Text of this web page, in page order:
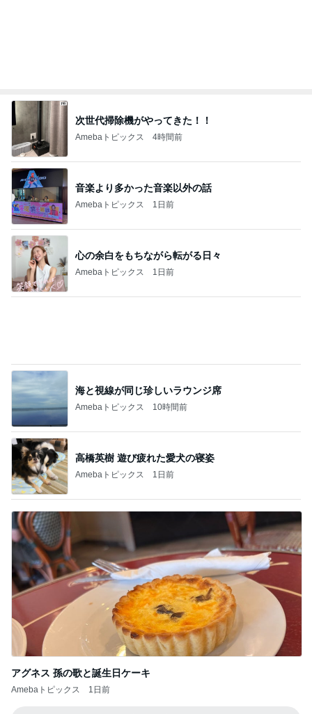
次世代掃除機がやってきた！！
Amebaトピックス 4時間前
音楽より多かった音楽以外の話
Amebaトピックス 1日前
心の余白をもちながら転がる日々
Amebaトピックス 1日前
海と視線が同じ珍しいラウンジ席
Amebaトピックス 10時間前
高橋英樹 遊び疲れた愛犬の寝姿
Amebaトピックス 1日前
アグネス 孫の歌と誕生日ケーキ
Amebaトピックス 1日前